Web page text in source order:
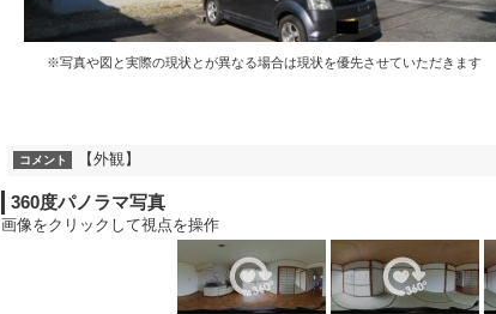
※写真や図と実際の現状とが異なる場合は現状を優先させていただきます
コメント 【外観】
360度パノラマ写真
画像をクリックして視点を操作